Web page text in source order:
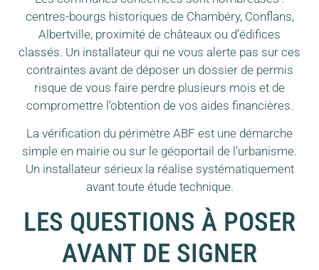
centres-bourgs historiques de Chambéry, Conflans,
Albertville, proximité de châteaux ou d’édifices
classés. Un installateur qui ne vous alerte pas sur ces
contraintes avant de déposer un dossier de permis
risque de vous faire perdre plusieurs mois et de
compromettre l’obtention de vos aides financières.
La vérification du périmètre ABF est une démarche
simple en mairie ou sur le géoportail de l’urbanisme.
Un installateur sérieux la réalise systématiquement
avant toute étude technique.
LES QUESTIONS À POSER
AVANT DE SIGNER